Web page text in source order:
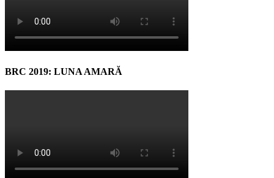
BRC 2019: LUNA AMARĂ